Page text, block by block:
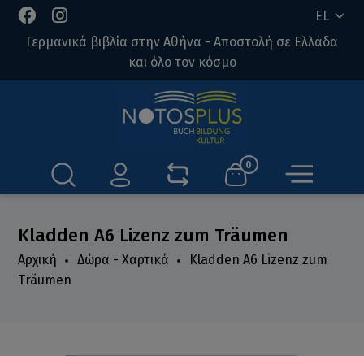
EL
Γερμανικά βιβλία στην Αθήνα - Αποστολή σε Ελλάδα
και όλο τον κόσμο
0
Kladden A6 Lizenz zum Träumen
Αρχική Δώρα - Χαρτικά
Kladden A6 Lizenz zum
Träumen